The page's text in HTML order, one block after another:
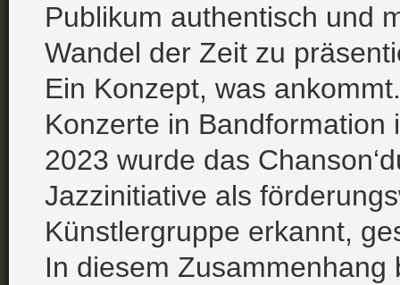
Publikum authentisch und
Wandel der Zeit zu
Ein Konzept, was
Konzerte in
2023 wurde das
Jazzinitiative als
Künstlergruppe erkannt,
In diesem Zusammenhang